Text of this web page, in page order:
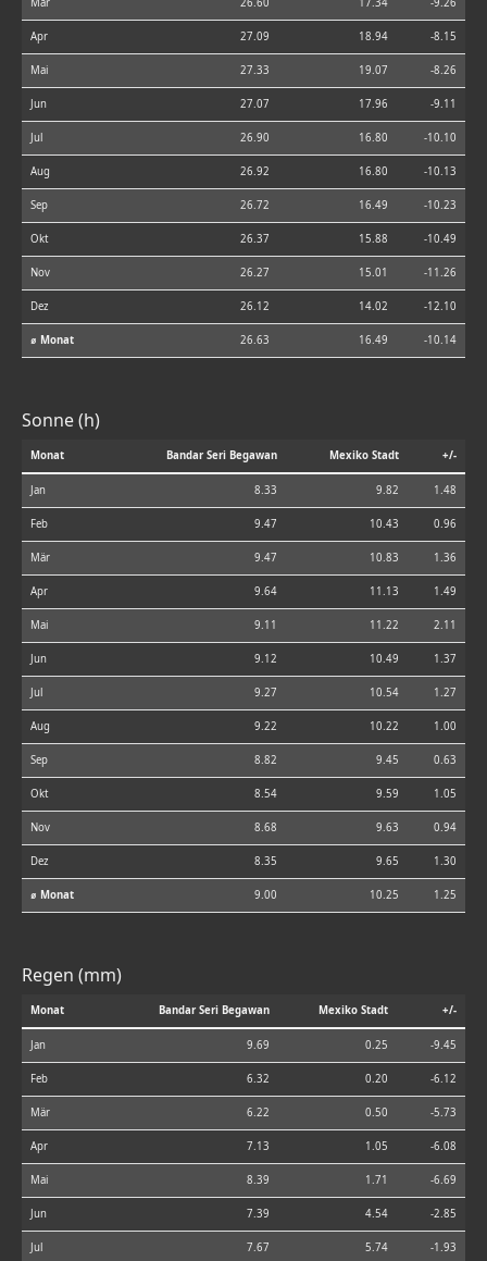
Mär 26.60 17.34 -9.26
Apr 27.09 18.94 -8.15
Mai 27.33 19.07 -8.26
Jun 27.07 17.96 -9.11
Jul 26.90 16.80 -10.10
Aug 26.92 16.80 -10.13
Sep 26.72 16.49 -10.23
Okt 26.37 15.88 -10.49
Nov 26.27 15.01 -11.26
Dez 26.12 14.02 -12.10
⌀ Monat 26.63 16.49 -10.14
Sonne (h)
Monat Bandar Seri Begawan Mexiko Stadt +/-
Jan 8.33 9.82 1.48
Feb 9.47 10.43 0.96
Mär 9.47 10.83 1.36
Apr 9.64 11.13 1.49
Mai 9.11 11.22 2.11
Jun 9.12 10.49 1.37
Jul 9.27 10.54 1.27
Aug 9.22 10.22 1.00
Sep 8.82 9.45 0.63
Okt 8.54 9.59 1.05
Nov 8.68 9.63 0.94
Dez 8.35 9.65 1.30
⌀ Monat 9.00 10.25 1.25
Regen (mm)
Monat Bandar Seri Begawan Mexiko Stadt +/-
Jan 9.69 0.25 -9.45
Feb 6.32 0.20 -6.12
Mär 6.22 0.50 -5.73
Apr 7.13 1.05 -6.08
Mai 8.39 1.71 -6.69
Jun 7.39 4.54 -2.85
Jul 7.67 5.74 -1.93